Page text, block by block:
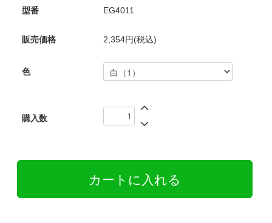
型番 EG4011
販売価格 2,354円(税込)
色
購入数